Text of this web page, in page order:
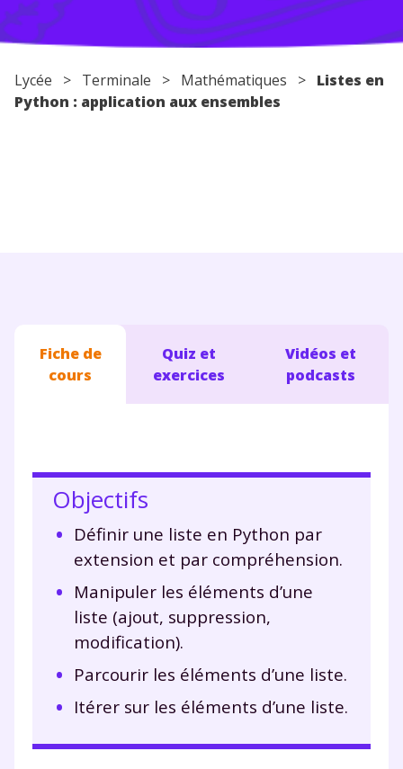
Conseils pour les parents
Lycée > Terminale > Mathématiques > Listes en
Python : application aux ensembles
Fiche de
cours
Quiz et
exercices
Vidéos et
podcasts
Objectifs
Définir une liste en Python par
extension et par compréhension.
Manipuler les éléments d’une
liste (ajout, suppression,
modification).
Parcourir les éléments d’une liste.
Itérer sur les éléments d’une liste.